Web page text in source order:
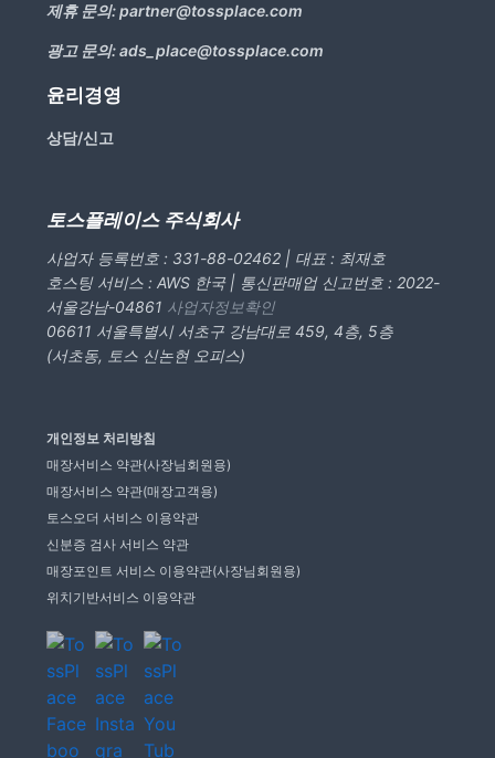
제휴 문의:partner@tossplace.com
광고 문의:ads_place@tossplace.com
윤리경영
상담/신고
토스플레이스 주식회사
사업자 등록번호 : 331-88-02462 | 대표 : 최재호
호스팅 서비스 : AWS 한국 | 통신판매업 신고번호 : 2022-
서울강남-04861 사업자정보확인
06611 서울특별시 서초구 강남대로 459, 4층, 5층
(서초동, 토스 신논현 오피스)
개인정보 처리방침
매장서비스 약관(사장님회원용)
매장서비스 약관(매장고객용)
토스오더 서비스 이용약관
신분증 검사 서비스 약관
매장포인트 서비스 이용약관(사장님회원용)
위치기반서비스 이용약관